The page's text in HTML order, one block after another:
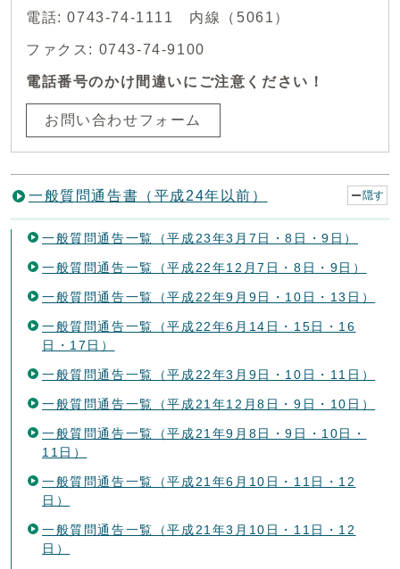
電話: 0743-74-1111 内線（5061）
ファクス: 0743-74-9100
電話番号のかけ間違いにご注意ください！
お問い合わせフォーム
一般質問通告書（平成24年以前） 隠す
一般質問通告一覧（平成23年3月7日・8日・9日）
一般質問通告一覧（平成22年12月7日・8日・9日）
一般質問通告一覧（平成22年9月9日・10日・13日）
一般質問通告一覧（平成22年6月14日・15日・16
日・17日）
一般質問通告一覧（平成22年3月9日・10日・11日）
一般質問通告一覧（平成21年12月8日・9日・10日）
一般質問通告一覧（平成21年9月8日・9日・10日・
11日）
一般質問通告一覧（平成21年6月10日・11日・12
日）
一般質問通告一覧（平成21年3月10日・11日・12
日）